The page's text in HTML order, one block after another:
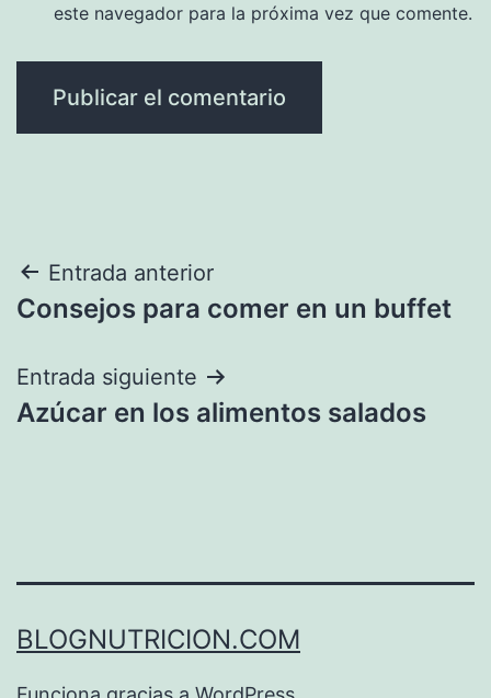
este navegador para la próxima vez que comente.
Navegación
de
entradas
Entrada anterior
Consejos para comer en un buffet
Entrada siguiente
Azúcar en los alimentos salados
BLOGNUTRICION.COM